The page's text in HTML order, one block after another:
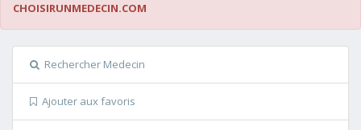
CHOISIRUNMEDECIN.COM
Rechercher Medecin
Ajouter aux favoris